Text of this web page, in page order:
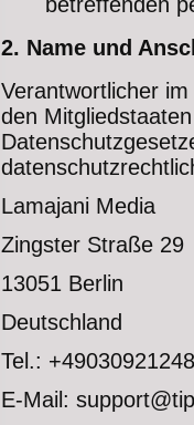
2. Name und
Verantwortlicher
den
Lamajani Media
Zingster Straße 29
13051 Berlin
Deutschland
Tel.:
E-Mail: